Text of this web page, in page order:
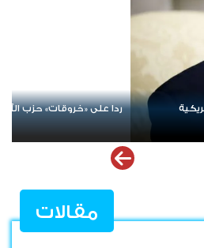
ضربات على جنوب لبنان
الإمارات
مقالات